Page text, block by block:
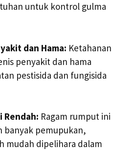
untuk kontrol gulma
dan Hama: Ketahanan
penyakit dan hama
pestisida dan fungisida
Rendah: Ragam rumput ini
banyak pemupukan,
mudah dipelihara dalam